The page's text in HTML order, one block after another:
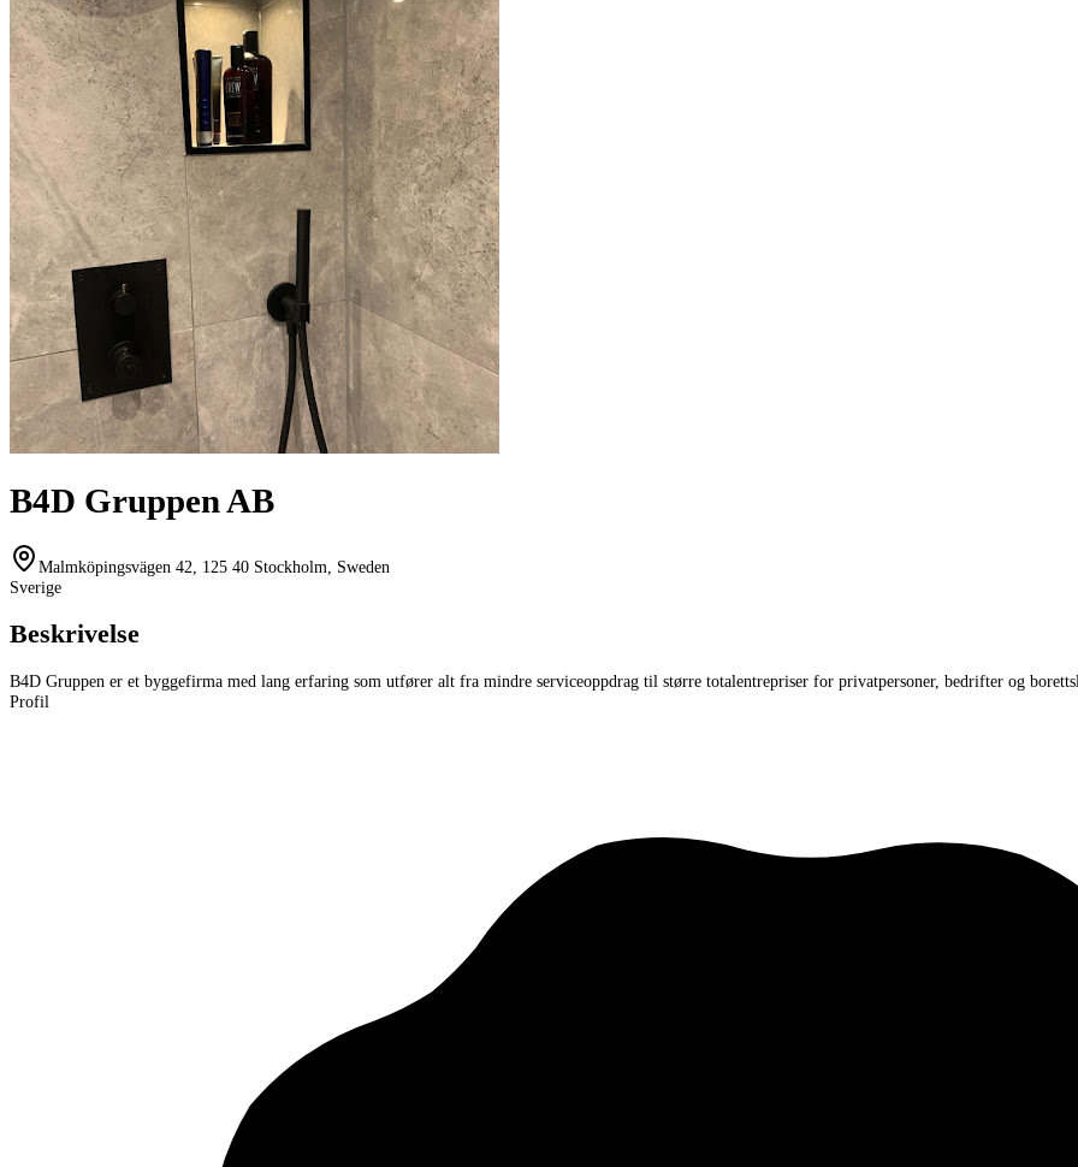
B4D Gruppen AB
Malmköpingsvägen 42, 125 40 Stockholm, Sweden
Sverige
Beskrivelse
B4D Gruppen er et byggefirma med lang erfaring som utfører alt fra mindre serviceoppdrag til større totalentrepriser for privatpersoner, bedrifter og
Profil